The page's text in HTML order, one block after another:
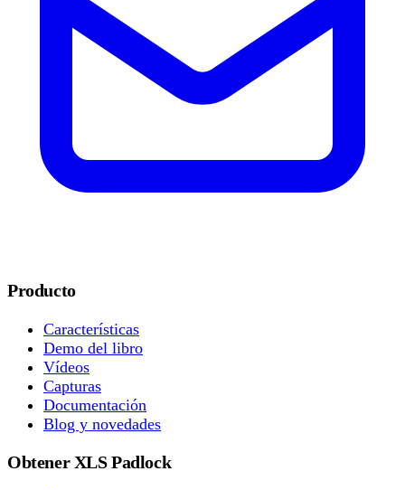
Producto
Características
Demo del libro
Vídeos
Capturas
Documentación
Blog y novedades
Obtener XLS Padlock